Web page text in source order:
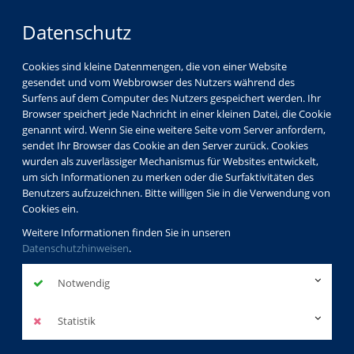
Datenschutz
Cookies sind kleine Datenmengen, die von einer Website
gesendet und vom Webbrowser des Nutzers während des
Surfens auf dem Computer des Nutzers gespeichert werden. Ihr
Browser speichert jede Nachricht in einer kleinen Datei, die Cookie
genannt wird. Wenn Sie eine weitere Seite vom Server anfordern,
sendet Ihr Browser das Cookie an den Server zurück. Cookies
wurden als zuverlässiger Mechanismus für Websites entwickelt,
um sich Informationen zu merken oder die Surfaktivitäten des
Benutzers aufzuzeichnen. Bitte willigen Sie in die Verwendung von
Cookies ein.
Weitere Informationen finden Sie in unseren
Datenschutzhinweisen.
Notwendig
Statistik